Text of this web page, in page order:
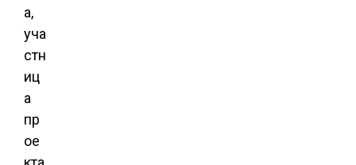
а,
уча
стн
иц
а
пр
ое